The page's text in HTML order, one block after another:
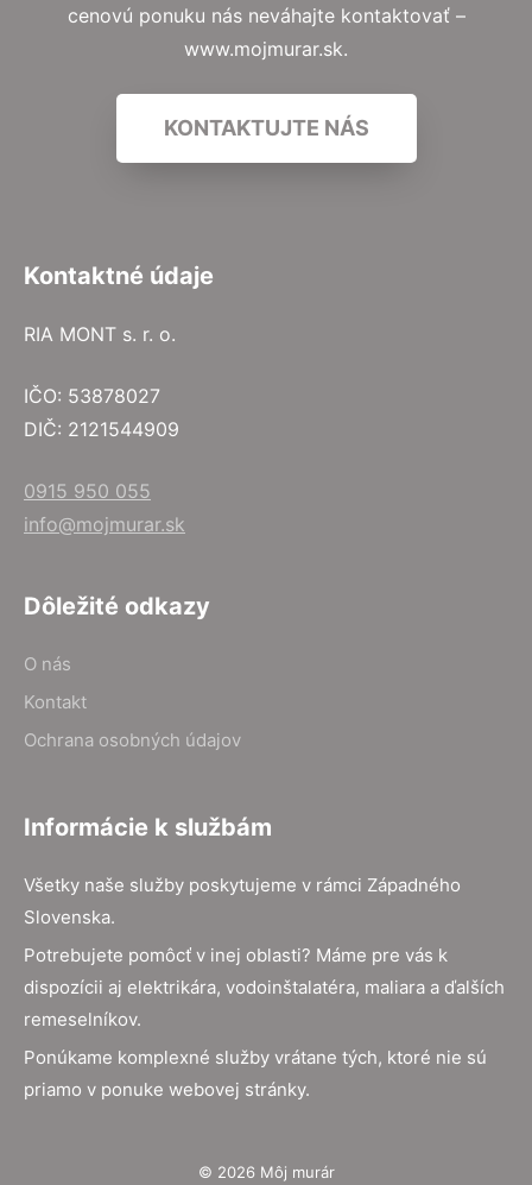
cenovú ponuku nás neváhajte kontaktovať –
www.mojmurar.sk.
KONTAKTUJTE NÁS
Kontaktné údaje
RIA MONT s. r. o.
IČO: 53878027
DIČ: 2121544909
0915 950 055
info@mojmurar.sk
Dôležité odkazy
O nás
Kontakt
Ochrana osobných údajov
Informácie k službám
Všetky naše služby poskytujeme v rámci Západného
Slovenska.
Potrebujete pomôcť v inej oblasti? Máme pre vás k
dispozícii aj elektrikára, vodoinštalatéra, maliara a ďalších
remeselníkov.
Ponúkame komplexné služby vrátane tých, ktoré nie sú
priamo v ponuke webovej stránky.
© 2026 Môj murár